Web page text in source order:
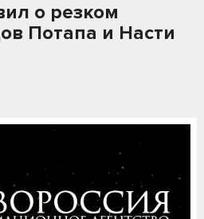
о резком
Потапа и Насти